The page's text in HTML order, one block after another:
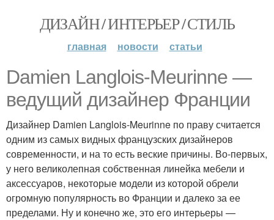
ДИЗАЙН / ИНТЕРЬЕР / СТИЛЬ
главная новости статьи
Damien Langlois-Meurinne —
ведущий дизайнер Франции
Дизайнер Damien Langlois-Meurinne по праву считается
одним из самых видных французских дизайнеров
современности, и на то есть веские причины. Во-первых,
у него великолепная собственная линейка мебели и
аксессуаров, некоторые модели из которой обрели
огромную популярность во Франции и далеко за ее
пределами. Ну и конечно же, это его интерьеры —